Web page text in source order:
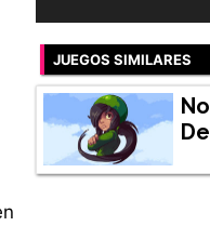
JUEGOS SIMILARES